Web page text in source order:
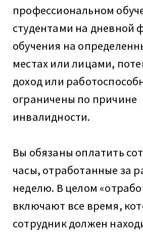
профессиональном
студентами на дневной
обучения на
местах или лицами,
доход или
ограничены по причине
инвалидности.
Вы обязаны оплатить
часы, отработанные за
неделю. В целом
включают все время,
сотрудник должен